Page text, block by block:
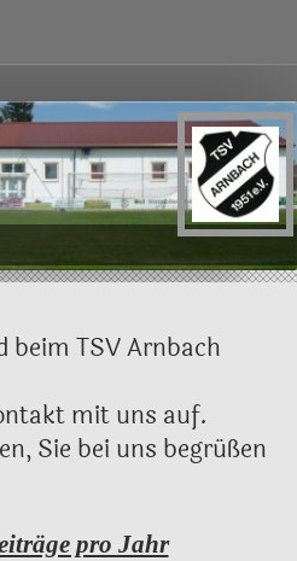
beim TSV Arnbach
mit uns auf.
Sie bei uns begrüßen
pro Jahr